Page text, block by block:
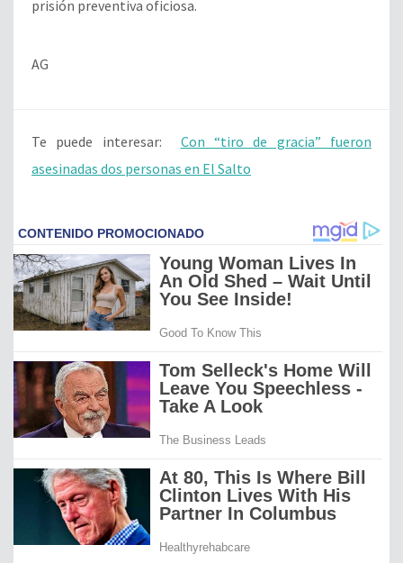
prisión preventiva oficiosa.
AG
Te puede interesar: Con “tiro de gracia” fueron
asesinadas dos personas en El Salto